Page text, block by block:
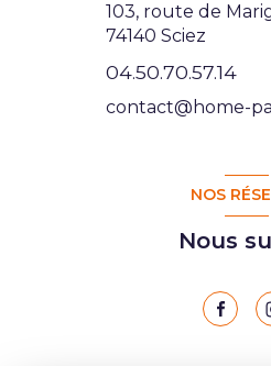
103, route de
74140 Sciez
04.50.70.57.14
contact@home-
NOS
Nous